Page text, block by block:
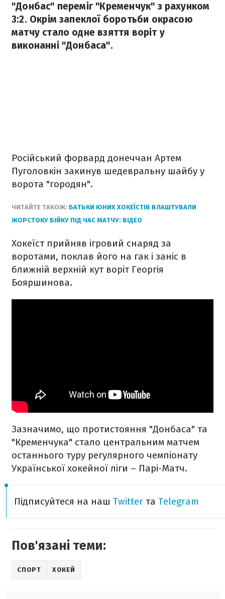
"Донбас" переміг "Кременчук" з рахунком
3:2. Окрім запеклої боротьби окрасою
матчу стало одне взяття воріт у
виконанні "Донбаса".
Російський форвард донеччан Артем
Пуголовкін закинув шедевральну шайбу у
ворота "городян".
ЧИТАЙТЕ ТАКОЖ: БАТЬКИ ЮНИХ ХОКЕЇСТІВ ВЛАШТУВАЛИ
ЖОРСТОКУ БІЙКУ ПІД ЧАС МАТЧУ: ВІДЕО
Хокеїст прийняв ігровий снаряд за
воротами, поклав його на гак і заніс в
ближній верхній кут воріт Георгія
Бояршинова.
Зазначимо, що протистояння "Донбаса" та
"Кременчука" стало центральним матчем
останнього туру регулярного чемпіонату
Української хокейної ліги – Парі-Матч.
Підписуйтеся на наш Twitter та Telegram
Пов'язані теми:
СПОРТ ХОКЕЙ